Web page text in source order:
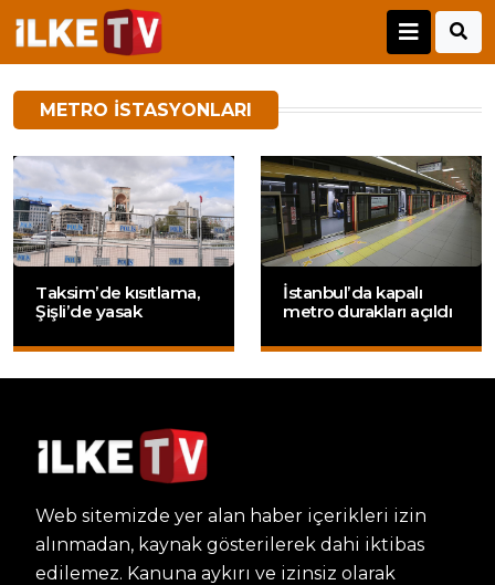
METRO ISTASYONLARI
Taksim’de kısıtlama,
Şişli’de yasak
İstanbul’da kapalı
metro durakları açıldı
Web sitemizde yer alan haber içerikleri izin
alınmadan, kaynak gösterilerek dahi iktibas
edilemez. Kanuna aykırı ve izinsiz olarak